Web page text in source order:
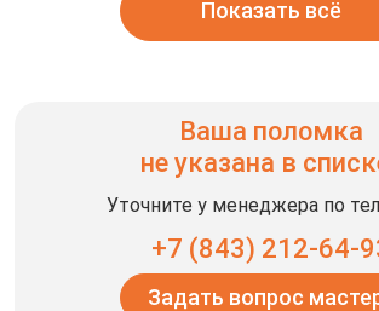
Показать всё
Ваша поломка
не указана в
Уточните у менеджера по
+7 (843) 212-64-
Задать вопрос